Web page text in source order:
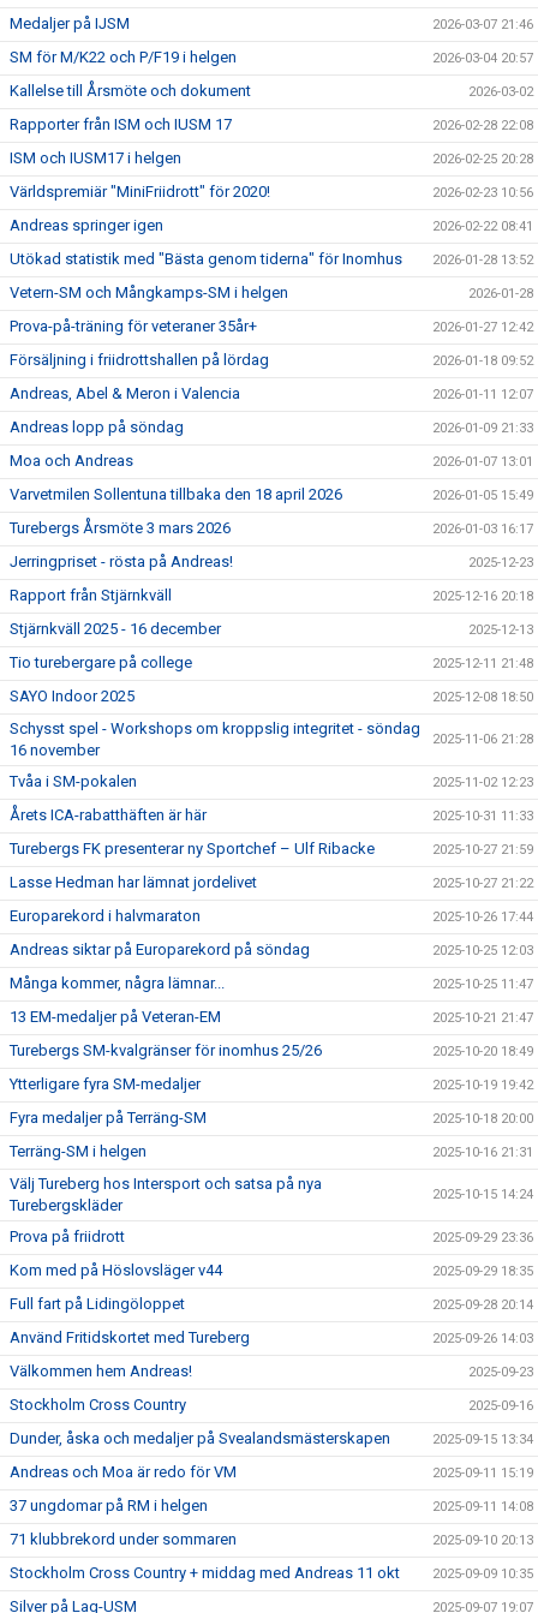
Medaljer på IJSM 2026-03-07 21:46
SM för M/K22 och P/F19 i helgen 2026-03-04 20:57
Kallelse till Årsmöte och dokument 2026-03-02
Rapporter från ISM och IUSM 17 2026-02-28 22:08
ISM och IUSM17 i helgen 2026-02-25 20:28
Världspremiär "MiniFriidrott" för 2020! 2026-02-23 10:56
Andreas springer igen 2026-02-22 08:41
Utökad statistik med "Bästa genom tiderna" för Inomhus 2026-01-28 13:52
Vetern-SM och Mångkamps-SM i helgen 2026-01-28
Prova-på-träning för veteraner 35år+ 2026-01-27 12:42
Försäljning i friidrottshallen på lördag 2026-01-18 09:52
Andreas, Abel & Meron i Valencia 2026-01-11 12:07
Andreas lopp på söndag 2026-01-09 21:33
Moa och Andreas 2026-01-07 13:01
Varvetmilen Sollentuna tillbaka den 18 april 2026 2026-01-05 15:49
Turebergs Årsmöte 3 mars 2026 2026-01-03 16:17
Jerringpriset - rösta på Andreas! 2025-12-23
Rapport från Stjärnkväll 2025-12-16 20:18
Stjärnkväll 2025 - 16 december 2025-12-13
Tio turebergare på college 2025-12-11 21:48
SAYO Indoor 2025 2025-12-08 18:50
Schysst spel - Workshops om kroppslig integritet - söndag
16 november
2025-11-06 21:28
Tvåa i SM-pokalen 2025-11-02 12:23
Årets ICA-rabatthäften är här 2025-10-31 11:33
Turebergs FK presenterar ny Sportchef – Ulf Ribacke 2025-10-27 21:59
Lasse Hedman har lämnat jordelivet 2025-10-27 21:22
Europarekord i halvmaraton 2025-10-26 17:44
Andreas siktar på Europarekord på söndag 2025-10-25 12:03
Många kommer, några lämnar... 2025-10-25 11:47
13 EM-medaljer på Veteran-EM 2025-10-21 21:47
Turebergs SM-kvalgränser för inomhus 25/26 2025-10-20 18:49
Ytterligare fyra SM-medaljer 2025-10-19 19:42
Fyra medaljer på Terräng-SM 2025-10-18 20:00
Terräng-SM i helgen 2025-10-16 21:31
Välj Tureberg hos Intersport och satsa på nya
Turebergskläder
2025-10-15 14:24
Prova på friidrott 2025-09-29 23:36
Kom med på Höslovsläger v44 2025-09-29 18:35
Full fart på Lidingöloppet 2025-09-28 20:14
Använd Fritidskortet med Tureberg 2025-09-26 14:03
Välkommen hem Andreas! 2025-09-23
Stockholm Cross Country 2025-09-16
Dunder, åska och medaljer på Svealandsmästerskapen 2025-09-15 13:34
Andreas och Moa är redo för VM 2025-09-11 15:19
37 ungdomar på RM i helgen 2025-09-11 14:08
71 klubbrekord under sommaren 2025-09-10 20:13
Stockholm Cross Country + middag med Andreas 11 okt 2025-09-09 10:35
Silver på Lag-USM 2025-09-07 19:07